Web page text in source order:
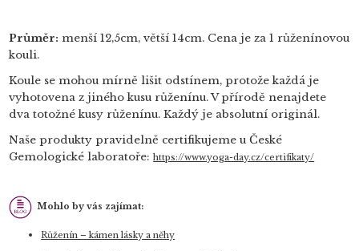
Průměr: menší 12,5cm, větší 14cm. Cena je za 1 růženínovou
kouli.
Koule se mohou mírně lišit odstínem, protože každá je
vyhotovena z jiného kusu růženínu. V přírodě nenajdete
dva totožné kusy růženínu. Každý je absolutní originál.
Naše produkty pravidelně certifikujeme u České
Gemologické laboratoře:https://www.yoga-day.cz/certifikaty/
Mohlo by vás zajímat:
Růženín – kámen lásky a něhy